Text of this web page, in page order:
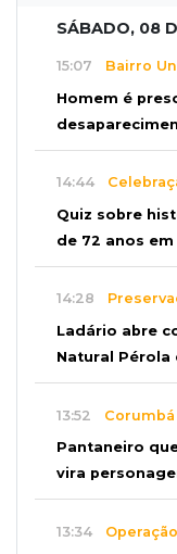
SÁBADO, 08
15:07 Bairro
Homem é
14:44
Quiz sobre
de 72 anos
14:28
Ladário abre
Natural Pérola
13:52 Corumbá
Pantaneiro
vira
13:34